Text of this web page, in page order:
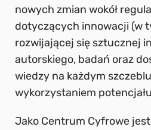
nowych zmian wokół
dotyczących innowacji (w
rozwijającej się sztucznej
autorskiego, badań oraz
wiedzy na każdym
wykorzystaniem
Jako Centrum Cyfrowe